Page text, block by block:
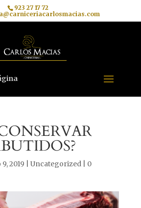
923 27 17 72
2019 Uncategorized| 0